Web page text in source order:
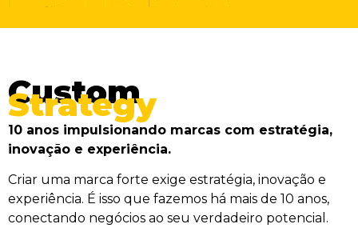
Custom
Strategy
10 anos impulsionando marcas com estratégia,
inovação e experiência.
Criar uma marca forte exige estratégia, inovação e
experiência. É isso que fazemos há mais de 10 anos,
conectando negócios ao seu verdadeiro potencial.